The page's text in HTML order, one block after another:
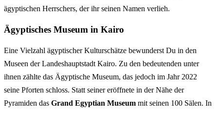
ägyptischen Herrschers, der ihr seinen Namen verlieh.
Ägyptisches Museum in Kairo
Eine Vielzahl ägyptischer Kulturschätze bewunderst Du in den
Museen der Landeshauptstadt Kairo. Zu den bedeutenden unter
ihnen zählte das Ägyptische Museum, das jedoch im Jahr 2022
seine Pforten schloss. Statt seiner eröffnete in der Nähe der
Pyramiden das Grand Egyptian Museum mit seinen 100 Sälen. In